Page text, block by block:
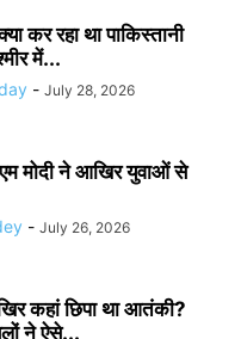
कर रहा था पाकिस्तानी
में...
- July 28, 2026
मोदी ने आखिर युवाओं से
- July 26, 2026
कहां छिपा था आतंकी?
ने ऐसे...